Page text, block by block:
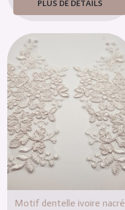
PLUS DE DÉTAILS
Motif dentelle ivoire nacré